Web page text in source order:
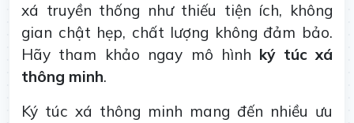
xá truyền thống như thiếu tiện ích, không
gian chật hẹp, chất lượng không đảm bảo.
Hãy tham khảo ngay mô hình ký túc xá
thông minh.
Ký túc xá thông minh mang đến nhiều ưu